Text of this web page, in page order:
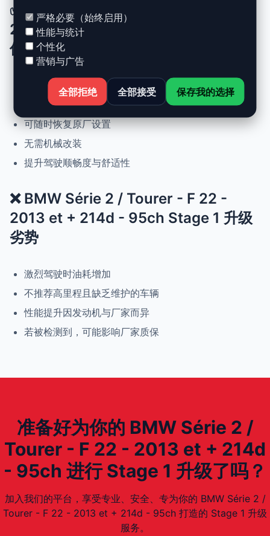
✅ BMW Série 2 / Tourer - F 22 -
2013 et + 214d - 95ch Stage 1 升级
优势
动力提升高达 +30%，扭矩提升 +25%
正常驾驶下优化油耗
可随时恢复原厂设置
无需机械改装
提升驾驶顺畅度与舒适性
❌ BMW Série 2 / Tourer - F 22 -
2013 et + 214d - 95ch Stage 1 升级
劣势
激烈驾驶时油耗增加
不推荐高里程且缺乏维护的车辆
性能提升因发动机与厂家而异
若被检测到，可能影响厂家质保
准备好为你的 BMW Série 2 /
Tourer - F 22 - 2013 et + 214d
- 95ch 进行 Stage 1 升级了吗？
加入我们的平台，享受专业、安全、专为你的 BMW Série 2 /
Tourer - F 22 - 2013 et + 214d - 95ch 打造的 Stage 1 升级
服务。
严格必要（始终启用）
性能与统计
个性化
营销与广告
全部拒绝 全部接受 保存我的选择